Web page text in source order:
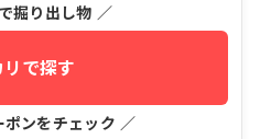
掘り出し物 ／
で探す
ンをチェック ／